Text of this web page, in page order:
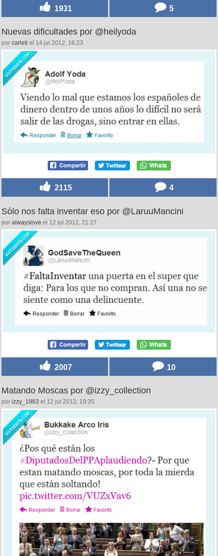
1931 5
Nuevas dificultades por @heilyoda
por carleti el 14 jul 2012, 16:23
2115 4
Sólo nos falta inventar eso por @LaruuMancini
por alwayslove el 12 jul 2012, 21:27
2007 10
Matando Moscas por @izzy_collection
por izzy_1983 el 12 jul 2012, 19:35